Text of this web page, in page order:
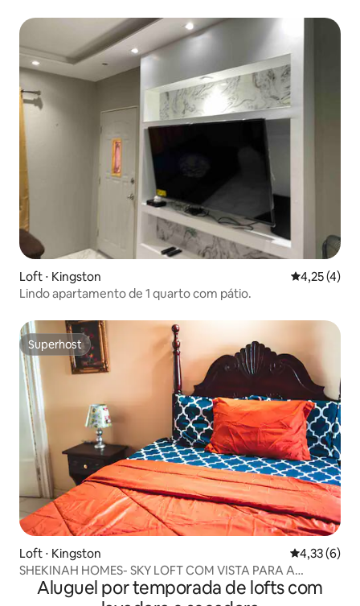
Loft ⋅ Kingston 4,25 de
4,25 (4)
Lindo apartamento de 1 quarto com pátio.
Superhost
Superhost
Loft ⋅ Kingston 4,33 de
4,33 (6)
SHEKINAH HOMES- SKY LOFT COM VISTA PARA A
CIDADE
Aluguel por temporada de lofts com